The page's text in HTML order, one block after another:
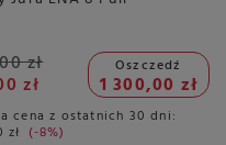
zł
zł
Oszczedź
1 300,00 zł
cena z ostatnich 30 dni:
zł -8%